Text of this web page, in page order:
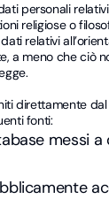
personali
religiose o
relativi
a meno che ciò
direttamente
fonti:
messi a